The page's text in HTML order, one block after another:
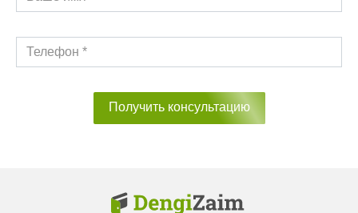
Получить консультацию